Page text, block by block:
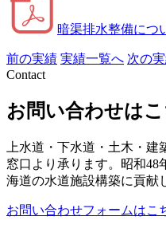
暗渠排水整備につ
前の実績 実績一覧へ 次の
Contact
お問い合わせは
上水道・下水道・土木・
窓口より承ります。昭和48
海道の水道施設構築に貢献
お問い合わせフォームはこ